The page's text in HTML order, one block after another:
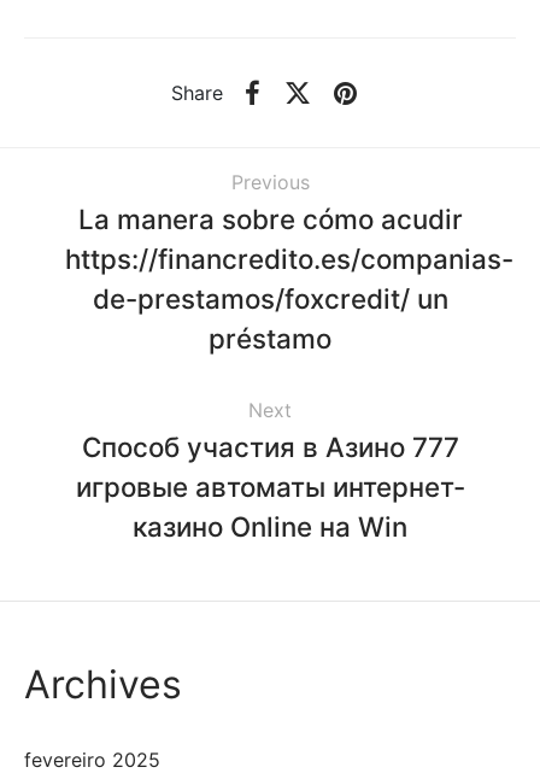
Share
Previous
La manera sobre cómo acudir
https://financredito.es/companias-
de-prestamos/foxcredit/ un
préstamo
Next
Способ участия в Азино 777
игровые автоматы интернет-
казино Online на Win
Archives
fevereiro 2025